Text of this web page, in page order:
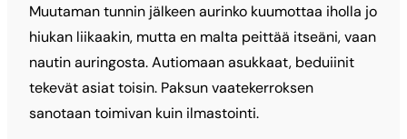
Muutaman tunnin jälkeen aurinko kuumottaa iholla jo
hiukan liikaakin, mutta en malta peittää itseäni, vaan
nautin auringosta. Autiomaan asukkaat, beduiinit
tekevät asiat toisin. Paksun vaatekerroksen
sanotaan toimivan kuin ilmastointi.